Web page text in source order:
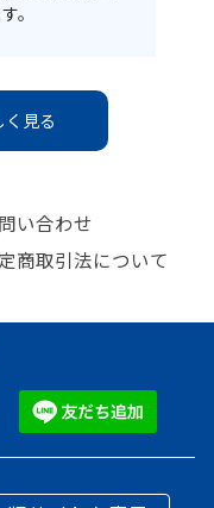
。
く見る
い合わせ
商取引法について